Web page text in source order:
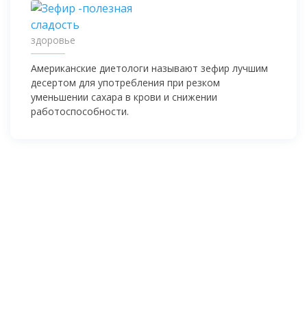
здоровье
Американские диетологи называют зефир лучшим
десертом для употребления при резком
уменьшении сахара в крови и снижении
работоспособности.